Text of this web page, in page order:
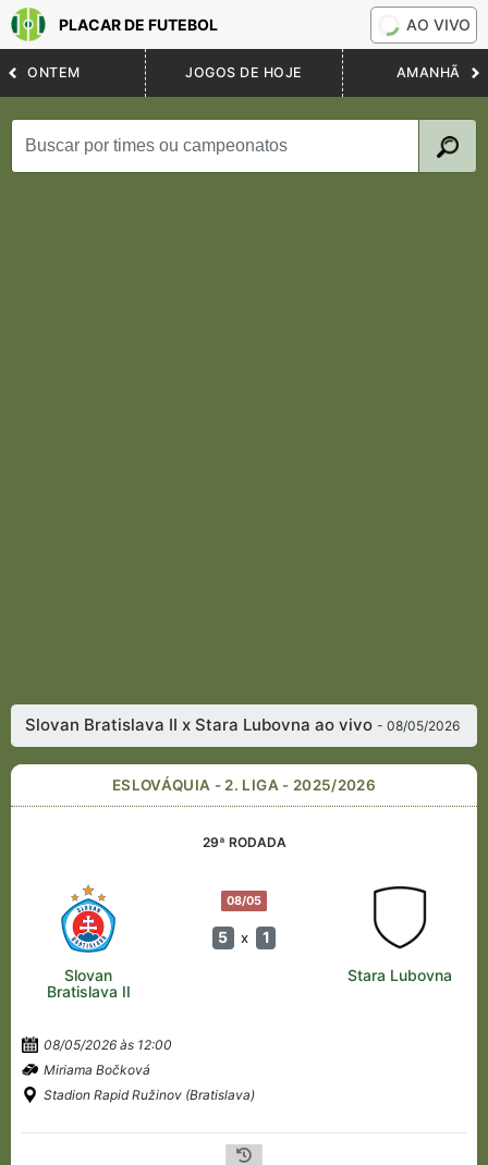
PLACAR DE FUTEBOL AO VIVO
ONTEM JOGOS DE HOJE AMANHÃ
Slovan Bratislava II x Stara Lubovna ao vivo- 08/05/2026
ESLOVÁQUIA - 2. LIGA - 2025/2026
29ª RODADA
08/05
5 x 1
Slovan
Bratislava II
Stara Lubovna
08/05/2026 às 12:00
Miriama Bočková
Stadion Rapid Ružinov (Bratislava)